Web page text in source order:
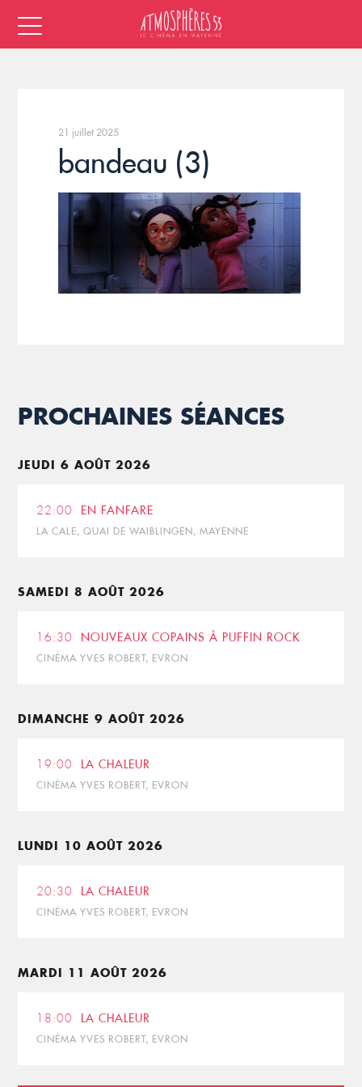
21 juillet 2025
bandeau (3)
PROCHAINES SÉANCES
JEUDI 6 AOÛT 2026
22:00 EN FANFARE
LA CALE, QUAI DE WAIBLINGEN, MAYENNE
SAMEDI 8 AOÛT 2026
16:30 NOUVEAUX COPAINS À PUFFIN ROCK
CINÉMA YVES ROBERT, EVRON
DIMANCHE 9 AOÛT 2026
19:00 LA CHALEUR
CINÉMA YVES ROBERT, EVRON
LUNDI 10 AOÛT 2026
20:30 LA CHALEUR
CINÉMA YVES ROBERT, EVRON
MARDI 11 AOÛT 2026
18:00 LA CHALEUR
CINÉMA YVES ROBERT, EVRON